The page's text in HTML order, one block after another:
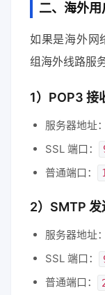
二、海外用
如果是海外网
组海外线路服务
1）POP3 接
服务器地址：
SSL 端口：
普通端口：
2）SMTP 发
服务器地址：
SSL 端口：
普通端口：